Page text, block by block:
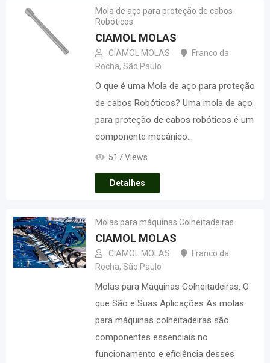
Mola de aço para proteção de cabos
Robóticos
CIAMOL MOLAS
CIAMOL MOLAS
Franco da
Rocha, São Paulo
O que é uma Mola de aço para proteção
de cabos Robóticos? Uma mola de aço
para proteção de cabos robóticos é um
componente mecânico…
517 Views
Detalhes
Molas para máquinas Colheitadeiras
CIAMOL MOLAS
CIAMOL MOLAS
Franco da
Rocha, São Paulo
Molas para Máquinas Colheitadeiras: O
que São e Suas Aplicações As molas
para máquinas colheitadeiras são
componentes essenciais no
funcionamento e eficiência desses